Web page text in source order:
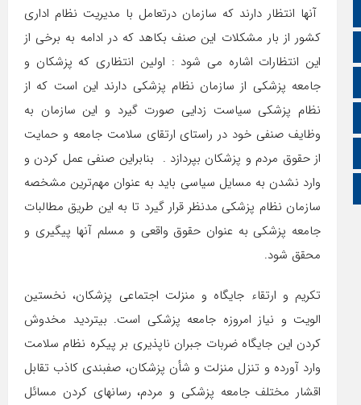
اینستاگرام
اطلاعات سایت
زبان انگلیسی
زبان عربی
آنها انتظار دارند که سازمان درتعامل با مدیریت نظام اداری
کشور از بار مشکلات این صنف بکاهد که در ادامه به برخی از
این انتظارات اشاره می شود : اولین انتظاری که پزشکان و
جامعه پزشکی از سازمان نظام پزشکی دارند این است که از
نظام پزشکی سیاست زدایی صورت گیرد و این سازمان به
وظایف صنفی خود در راستای ارتقای سلامت جامعه و حمایت
از حقوق مردم و پزشکان بپردازد . بنابراین صنفی عمل کردن و
وارد نشدن به مسایل سیاسی باید به عنوان مهم‌ترین مشخصه
سازمان نظام پزشکی مدنظر قرار گیرد تا به این طریق مطالبات
جامعه پزشکی به عنوان حقوق واقعی و مسلم آنها پیگیری و
محقق شود.
تکریم و ارتقاء جایگاه و منزلت اجتماعی پزشکان، نخستین
الویت و نیاز امروزه جامعه پزشکی است. بی­تردید مخدوش
کردن این جایگاه ضربات جبران ناپذیری بر پیکره نظام سلامت
وارد آورده و تنزل منزلت و شأن پزشکان، صف­بندی کاذب تقابل
اقشار مختلف جامعه پزشکی و مردم، رسانه­ای کردن مسائل